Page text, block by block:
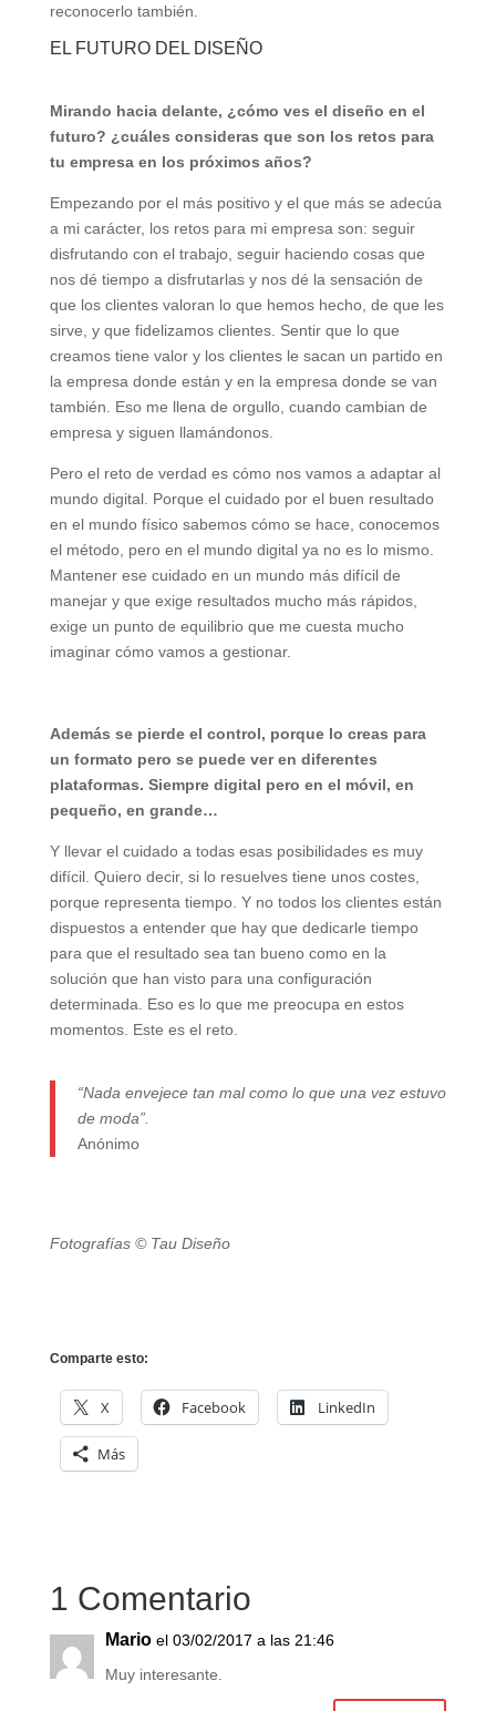
reconocerlo también.
EL FUTURO DEL DISEÑO
Mirando hacia delante, ¿cómo ves el diseño en el
futuro? ¿cuáles consideras que son los retos para
tu empresa en los próximos años?
Empezando por el más positivo y el que más se adecúa
a mi carácter, los retos para mi empresa son: seguir
disfrutando con el trabajo, seguir haciendo cosas que
nos dé tiempo a disfrutarlas y nos dé la sensación de
que los clientes valoran lo que hemos hecho, de que les
sirve, y que fidelizamos clientes. Sentir que lo que
creamos tiene valor y los clientes le sacan un partido en
la empresa donde están y en la empresa donde se van
también. Eso me llena de orgullo, cuando cambian de
empresa y siguen llamándonos.
Pero el reto de verdad es cómo nos vamos a adaptar al
mundo digital. Porque el cuidado por el buen resultado
en el mundo físico sabemos cómo se hace, conocemos
el método, pero en el mundo digital ya no es lo mismo.
Mantener ese cuidado en un mundo más difícil de
manejar y que exige resultados mucho más rápidos,
exige un punto de equilibrio que me cuesta mucho
imaginar cómo vamos a gestionar.
Además se pierde el control, porque lo creas para
un formato pero se puede ver en diferentes
plataformas. Siempre digital pero en el móvil, en
pequeño, en grande…
Y llevar el cuidado a todas esas posibilidades es muy
difícil. Quiero decir, si lo resuelves tiene unos costes,
porque representa tiempo. Y no todos los clientes están
dispuestos a entender que hay que dedicarle tiempo
para que el resultado sea tan bueno como en la
solución que han visto para una configuración
determinada. Eso es lo que me preocupa en estos
momentos. Este es el reto.
“Nada envejece tan mal como lo que una vez estuvo
de moda”.
Anónimo
Fotografías © Tau Diseño
Comparte esto:
X Facebook LinkedIn
Más
1 Comentario
Mario el 03/02/2017 a las 21:46
Muy interesante.